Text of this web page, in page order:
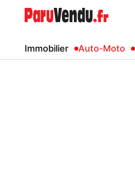
Immobilier Auto-Moto